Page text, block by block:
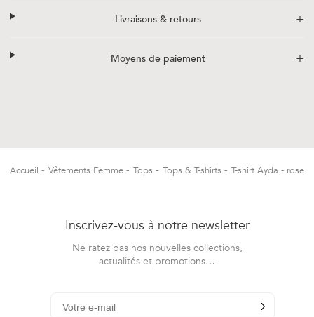
Livraisons & retours +
Moyens de paiement +
Accueil Vêtements Femme Tops Tops & T-shirts T-shirt Ayda - rose
Inscrivez-vous à notre newsletter
Ne ratez pas nos nouvelles collections,
actualités et promotions…
chevron-right
S'inscrire à